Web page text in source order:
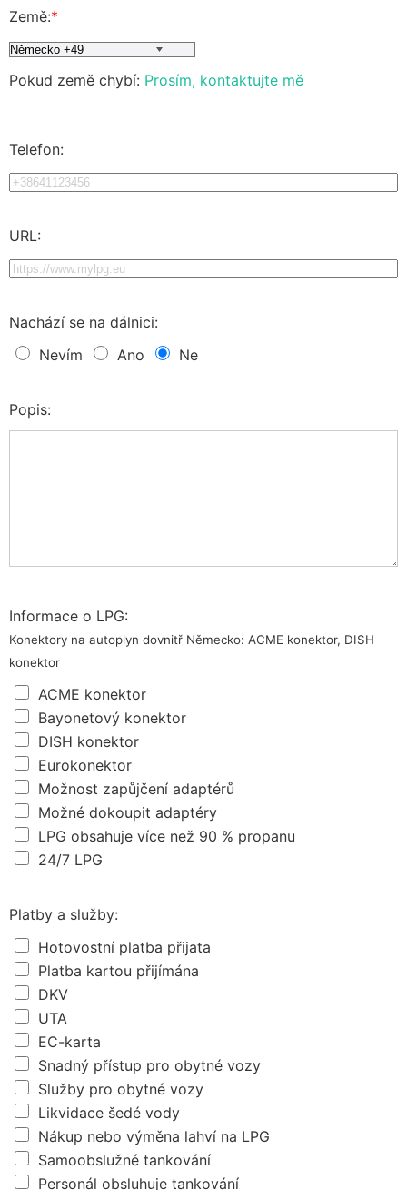
Země:*
Pokud země chybí: Prosím, kontaktujte mě
Telefon:
URL:
Nachází se na dálnici:
Nevím
Ano Ne
Popis:
Informace o LPG:
Konektory na autoplyn dovnitř Německo: ACME konektor, DISH
konektor
ACME konektor
Bayonetový konektor
DISH konektor
Eurokonektor
Možnost zapůjčení adaptérů
Možné dokoupit adaptéry
LPG obsahuje více než 90 % propanu
24/7 LPG
Platby a služby:
Hotovostní platba přijata
Platba kartou přijímána
DKV
UTA
EC-karta
Snadný přístup pro obytné vozy
Služby pro obytné vozy
Likvidace šedé vody
Nákup nebo výměna lahví na LPG
Samoobslužné tankování
Personál obsluhuje tankování